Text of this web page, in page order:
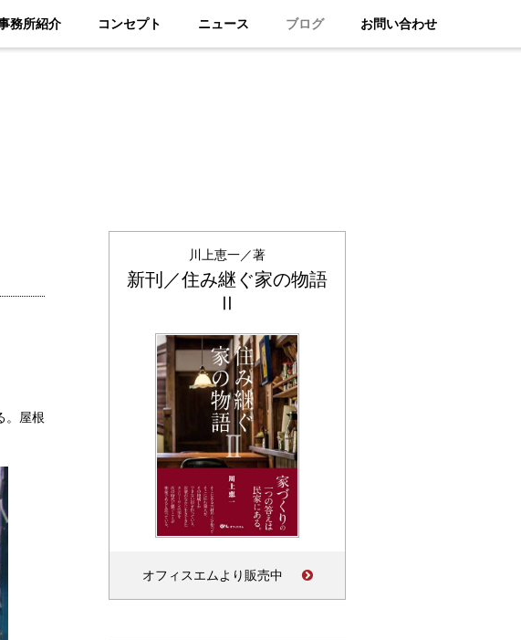
務所紹介 コンセプト ニュース ブログ お問い合わせ
。屋根
川上恵一／著
新刊／住み継ぐ家の物語
Ⅱ
オフィスエムより販売中